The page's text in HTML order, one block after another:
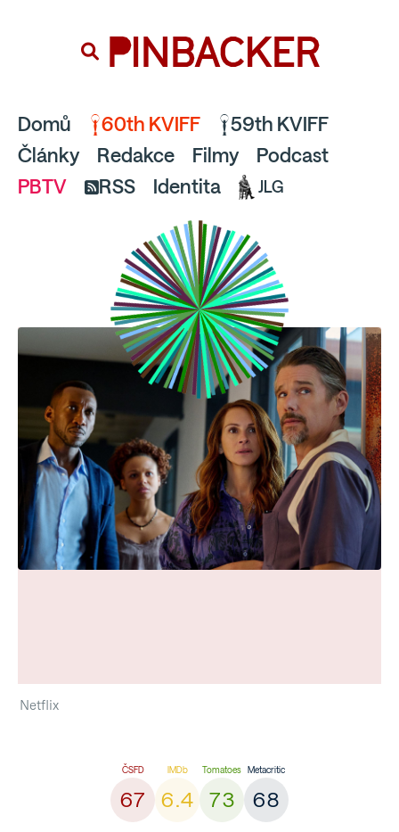
a pusťte se do čtení.
PINBACKER
Domů 60th KVIFF
59th KVIFF
Články
Redakce Filmy
Podcast
PBTV
RSS Identita JLG
Netflix
67 6.4 73 68